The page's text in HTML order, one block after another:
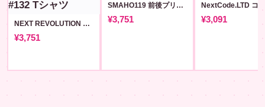
NEXT REVOLUTION 前後T【左胸ロゴ版】#132
¥3,751
SMAHO119 前後プリントT #20
¥3,751 ¥3,091